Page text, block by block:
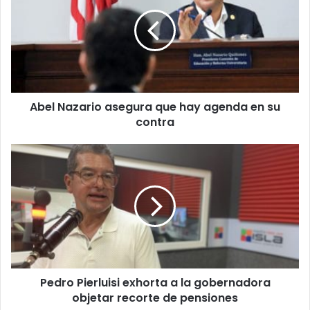
agenda
contra
Abel Nazario asegura que hay agenda en su
contra
Pedro
a
la
gobernadora
objetar
recorte
de
pensionesPedro Pierluisi exhorta a la gobernadora
objetar recorte de pensiones